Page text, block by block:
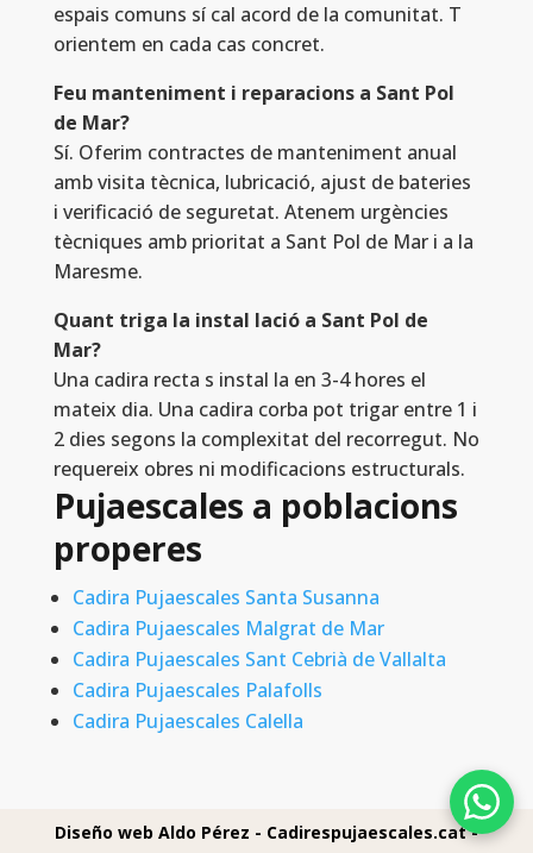
espais comuns sí cal acord de la comunitat. T
orientem en cada cas concret.
Feu manteniment i reparacions a Sant Pol
de Mar?
Sí. Oferim contractes de manteniment anual
amb visita tècnica, lubricació, ajust de bateries
i verificació de seguretat. Atenem urgències
tècniques amb prioritat a Sant Pol de Mar i a la
Maresme.
Quant triga la instal lació a Sant Pol de
Mar?
Una cadira recta s instal la en 3-4 hores el
mateix dia. Una cadira corba pot trigar entre 1 i
2 dies segons la complexitat del recorregut. No
requereix obres ni modificacions estructurals.
Pujaescales a poblacions
properes
Cadira Pujaescales Santa Susanna
Cadira Pujaescales Malgrat de Mar
Cadira Pujaescales Sant Cebrià de Vallalta
Cadira Pujaescales Palafolls
Cadira Pujaescales Calella
Diseño web Aldo Pérez - Cadirespujaescales.cat -